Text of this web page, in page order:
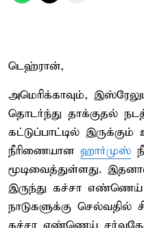
டெஹ்ரான்,
அமெரிக்காவும்,
தொடர்ந்து தாக்குதல்
கட்டுப்பாட்டில்
நீரிணையான ஹார்முஸ்
மூடிவைத்துள்ளது.
இருந்து கச்சா
நாடுகளுக்கு செல்வதில்